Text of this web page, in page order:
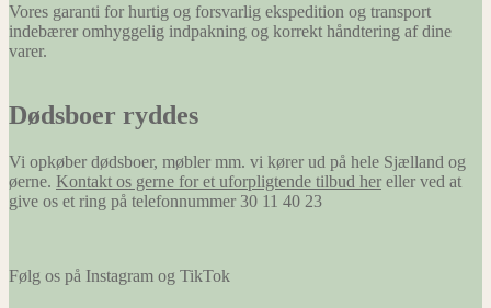
Vores garanti for hurtig og forsvarlig ekspedition og transport
indebærer omhyggelig indpakning og korrekt håndtering af dine
varer.
Dødsboer ryddes
Vi opkøber dødsboer, møbler mm. vi kører ud på hele Sjælland og
øerne. Kontakt os gerne for et uforpligtende tilbud her eller ved at
give os et ring på telefonnummer 30 11 40 23
Følg os på Instagram og TikTok